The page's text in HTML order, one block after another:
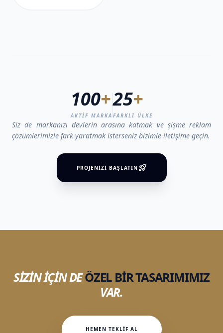
100+
AKTİF MARKA
25+
FARKLI ÜLKE
Siz de markanızı devlerin arasına katmak ve şişme reklam
çözümlerimizle fark yaratmak isterseniz bizimle iletişime geçin.
PROJENİZİ BAŞLATIN rocket_launch
SİZİN İÇİN DEÖZEL BİR TASARIMIMIZ
VAR.
HEMEN TEKLİF AL